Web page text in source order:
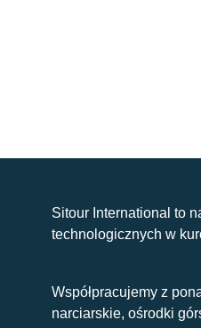
Sitour International to
technologicznych w
Współpracujemy z
narciarskie, ośrodki